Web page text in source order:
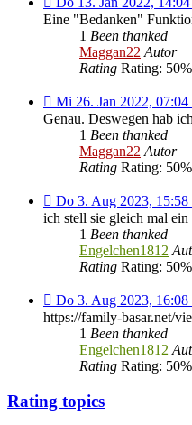
HIER
bestätigen!
13.
2022,
14:04 Re:
13.01.2022
Neue
Funktionen
eingebaut
Eine "Bedanken"
1 Been thanked
Maggan22 Autor
Rating Rating: 50%
Mi
26.
2022,
07:04 Re:
am
24.01.2022
Mi 26. Jan 2022, 07:04
Genau. Deswegen hab
1 Been thanked
Maggan22 Autor
Rating Rating: 50%
Do
3.
2023,
15:58 Re:
suche
Nintendo
3DS
Spiele
Do 3. Aug 2023, 15:58
ich stell sie gleich mal ein
1 Been thanked
Engelchen1812
Rating Rating: 50%
Do
3.
Aug
2023,
16:08 Re:
suche
Nintendo
Do 3. Aug 2023, 16:08
https://family-basar.net/
1 Been thanked
Engelchen1812
Rating Rating: 50%
Rating topics